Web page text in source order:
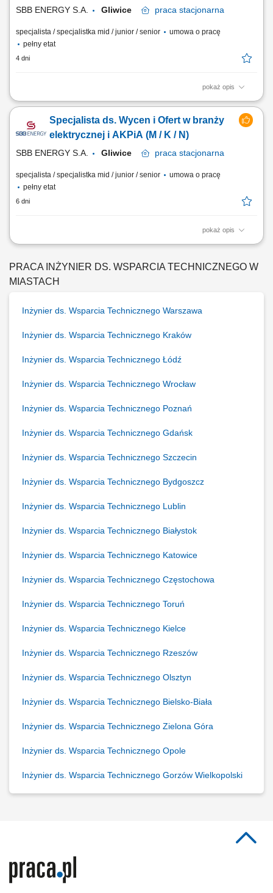
SBB ENERGY S.A. Gliwice praca stacjonarna
specjalista / specjalistka mid / junior / senior
umowa o pracę
pełny etat
4 dni
pokaż opis
Obowiązki: Analiza techniczna oraz organizacyjna zapytań ofertowych
przygotowywanie ofert techniczno-handlowych po polsku i angielsku;
Pozyskiwanie, weryfikacja oraz porównywanie ofert od
Specjalista ds. Wycen i Ofert w branży
elektrycznej i AKPiA (M / K / N)
SBB ENERGY S.A. Gliwice praca stacjonarna
specjalista / specjalistka mid / junior / senior
umowa o pracę
pełny etat
6 dni
pokaż opis
Twoje zadania analiza zapytań ofertowych pod kątem technicznym i
branży elektrycznej i AKPiA; współpraca z dostawcami,
podwykonawcami oraz partnerami technicznymi; pozyskiwanie i
weryfikacja ofert od dostawców urządzeń,...
PRACA INŻYNIER DS. WSPARCIA TECHNICZNEGO W
MIASTACH
Inżynier ds. Wsparcia Technicznego Warszawa
Inżynier ds. Wsparcia Technicznego Kraków
Inżynier ds. Wsparcia Technicznego Łódź
Inżynier ds. Wsparcia Technicznego Wrocław
Inżynier ds. Wsparcia Technicznego Poznań
Inżynier ds. Wsparcia Technicznego Gdańsk
Inżynier ds. Wsparcia Technicznego Szczecin
Inżynier ds. Wsparcia Technicznego Bydgoszcz
Inżynier ds. Wsparcia Technicznego Lublin
Inżynier ds. Wsparcia Technicznego Białystok
Inżynier ds. Wsparcia Technicznego Katowice
Inżynier ds. Wsparcia Technicznego Częstochowa
Inżynier ds. Wsparcia Technicznego Toruń
Inżynier ds. Wsparcia Technicznego Kielce
Inżynier ds. Wsparcia Technicznego Rzeszów
Inżynier ds. Wsparcia Technicznego Olsztyn
Inżynier ds. Wsparcia Technicznego Bielsko-Biała
Inżynier ds. Wsparcia Technicznego Zielona Góra
Inżynier ds. Wsparcia Technicznego Opole
Inżynier ds. Wsparcia Technicznego Gorzów Wielkopolski